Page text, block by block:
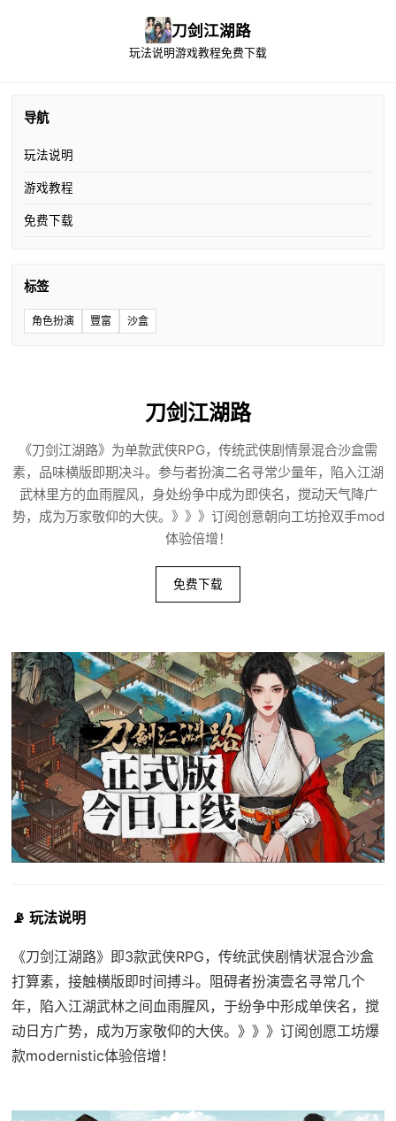
刀剑江湖路
玩法说明游戏教程免费下载
导航
玩法说明
游戏教程
免费下载
标签
角色扮演 豐富 沙盒
刀剑江湖路
《刀剑江湖路》为单款武侠RPG，传统武侠剧情景混合沙盒需
素，品味横版即期决斗。参与者扮演二名寻常少量年，陷入江湖
武林里方的血雨腥风，身处纷争中成为即侠名，搅动天气降广
势，成为万家敬仰的大侠。》》》订阅创意朝向工坊抢双手mod
体验倍增！
免费下载
📡 玩法说明
《刀剑江湖路》即3款武侠RPG，传统武侠剧情状混合沙盒
打算素，接触横版即时间搏斗。阻碍者扮演壹名寻常几个
年，陷入江湖武林之间血雨腥风，于纷争中形成单侠名，搅
动日方广势，成为万家敬仰的大侠。》》》订阅创愿工坊爆
款modernistic体验倍增！